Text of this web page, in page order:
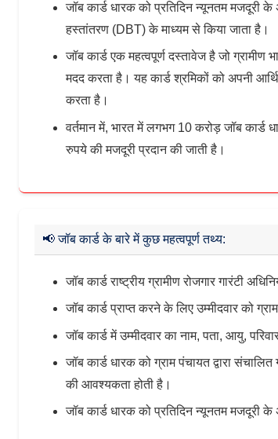
जॉब कार्ड धारक को प्रतिदिन न्यूनतम मजदूरी
हस्तांतरण (DBT) के माध्यम से किया जाता है।
जॉब कार्ड एक महत्वपूर्ण दस्तावेज है जो ग्रामीण
मदद करता है। यह कार्ड श्रमिकों को अपनी
करता है।
वर्तमान में, भारत में लगभग 10 करोड़ जॉब कार्ड
रुपये की मजदूरी प्रदान की जाती है।
📢जॉब कार्ड के बारे में कुछ महत्वपूर्ण तथ्य:
जॉब कार्ड राष्ट्रीय ग्रामीण रोजगार गारंटी
जॉब कार्ड प्राप्त करने के लिए उम्मीदवार को
जॉब कार्ड में उम्मीदवार का नाम, पता, आयु,
जॉब कार्ड धारक को ग्राम पंचायत द्वारा
की आवश्यकता होती है।
जॉब कार्ड धारक को प्रतिदिन न्यूनतम मजदूरी